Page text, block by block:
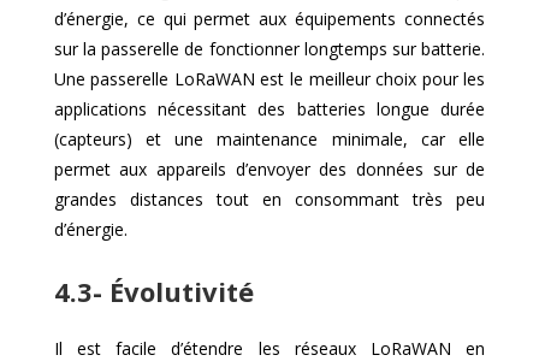
d’énergie, ce qui permet aux équipements connectés
sur la passerelle de fonctionner longtemps sur batterie.
Une passerelle LoRaWAN est le meilleur choix pour les
applications nécessitant des batteries longue durée
(capteurs) et une maintenance minimale, car elle
permet aux appareils d’envoyer des données sur de
grandes distances tout en consommant très peu
d’énergie.
4.3- Évolutivité
Il est facile d’étendre les réseaux LoRaWAN en